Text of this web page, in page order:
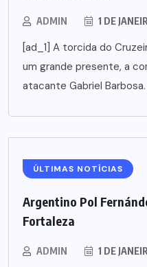
ADMIN 1 DE
[ad_1] A torcida do
um grande presente, a
atacante Gabriel
ÚLTIMAS NOTÍCIAS
Argentino Pol
Fortaleza
ADMIN 1 DE